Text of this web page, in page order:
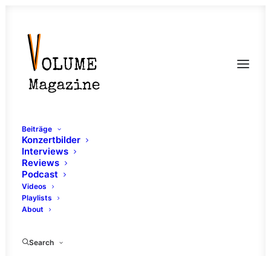
Beiträge
Konzertbilder
Interviews
Reviews
Podcast
Videos
Playlists
About
Search